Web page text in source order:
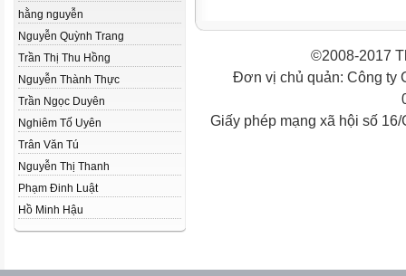
hằng nguyễn
Nguyễn Quỳnh Trang
Trần Thị Thu Hồng
Nguyễn Thành Thực
Trần Ngọc Duyên
Nghiêm Tố Uyên
Trân Văn Tú
Nguyễn Thị Thanh
Phạm Đinh Luật
Hồ Minh Hậu
©2008-2017
Đơn vị chủ quản: Công ty
Giấy phép mạng xã hội số